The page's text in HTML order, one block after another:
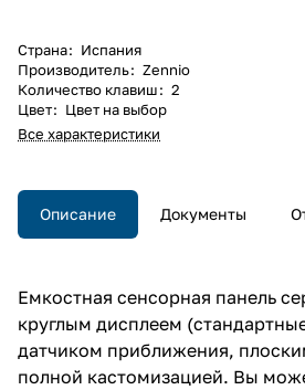
Страна: Испания
Производитель: Zennio
Количество клавиш: 2
Цвет: Цвет на выбор
Все характеристики
Описание Документы
Емкостная сенсорная панель
круглым дисплеем
датчиком приближения,
полной кастомизацией. Вы